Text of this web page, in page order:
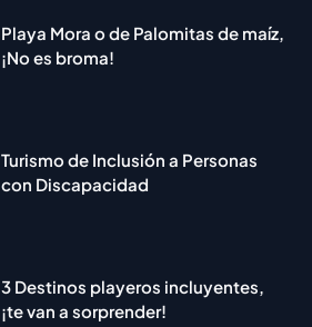
Playa Mora o de Palomitas de maíz,
¡No es broma!
Turismo de Inclusión a Personas
con Discapacidad
3 Destinos playeros incluyentes,
¡te van a sorprender!